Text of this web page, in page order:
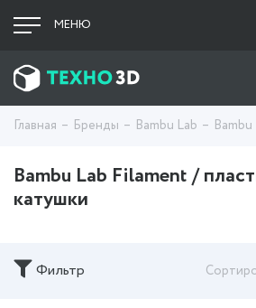
МЕНЮ
Главная Бренды Bambu Lab
Bambu Lab Filament /
катушки
Фильтр